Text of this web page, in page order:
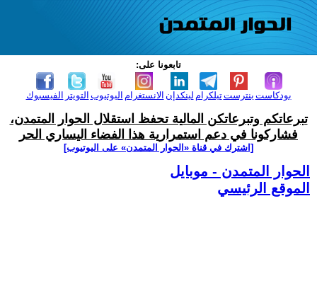
تابعونا على:
الفيسبوك التويتر اليوتيوب الانستغرام لينكدإن تيلكرامبنترست بودكاست
تبرعاتكم وتبرعاتكن المالية تحفظ استقلال الحوار المتمدن،
فشاركونا في دعم استمرارية هذا الفضاء اليساري الحر
[اشترك في قناة ‫«الحوار المتمدن» على اليوتيوب]
الحوار المتمدن - موبايل
الموقع الرئيسي